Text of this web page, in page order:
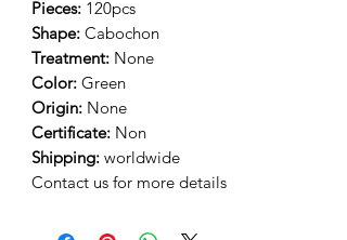
Pieces: 120pcs
Shape: Cabochon
Treatment: None
Color: Green
Origin: None
Certificate: Non
Shipping: worldwide
Contact us for more details